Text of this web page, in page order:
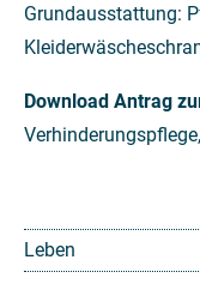
Leben
Grundausstattung:
Download Antrag